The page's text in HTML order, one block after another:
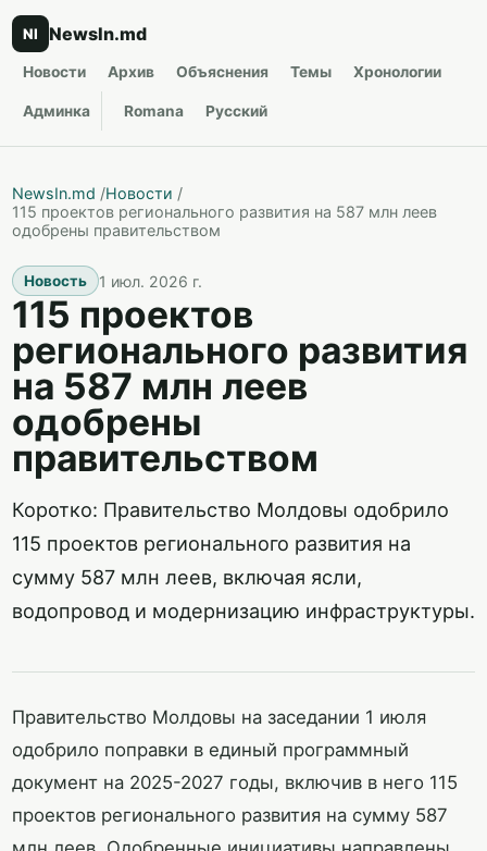
NI NewsIn.md
Новости Архив Объяснения Темы Хронологии
Админка Romana Русский
NewsIn.md /Новости /
115 проектов регионального развития на 587 млн леев
одобрены правительством
Новость 1 июл. 2026 г.
115 проектов
регионального развития
на 587 млн леев
одобрены
правительством
Коротко: Правительство Молдовы одобрило
115 проектов регионального развития на
сумму 587 млн леев, включая ясли,
водопровод и модернизацию инфраструктуры.
Правительство Молдовы на заседании 1 июля
одобрило поправки в единый программный
документ на 2025-2027 годы, включив в него 115
проектов регионального развития на сумму 587